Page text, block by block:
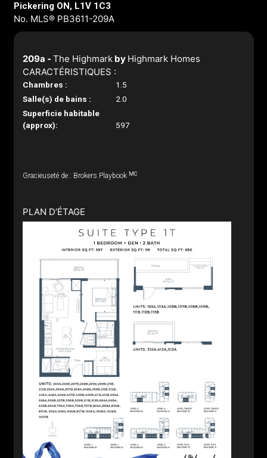
Pickering ON, L1V 1C3
No. MLS® PB3611-209A
209a - The Highmarkby Highmark Homes
CARACTÉRISTIQUES :
Chambres :
1.5
Salle(s) de bains :
2.0
Superficie habitable
(approx):
597
Gracieuseté de : Brokers Playbook MC
PLAN D’ÉTAGE